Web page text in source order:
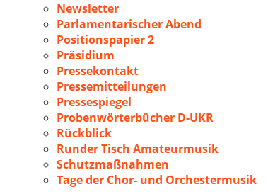
Newsletter
Parlamentarischer Abend
Positionspapier 2
Präsidium
Pressekontakt
Pressemitteilungen
Pressespiegel
Probenwörterbücher D-UKR
Rückblick
Runder Tisch Amateurmusik
Schutzmaßnahmen
Tage der Chor- und Orchestermusik